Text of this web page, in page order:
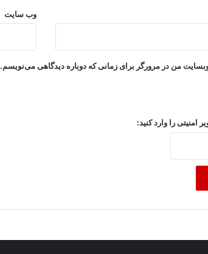
وب‌ سایت
وبسایت من در مرورگر برای زمانی که دوباره دیدگاهی می‌نویسم.
امنیتی را وارد کنید: